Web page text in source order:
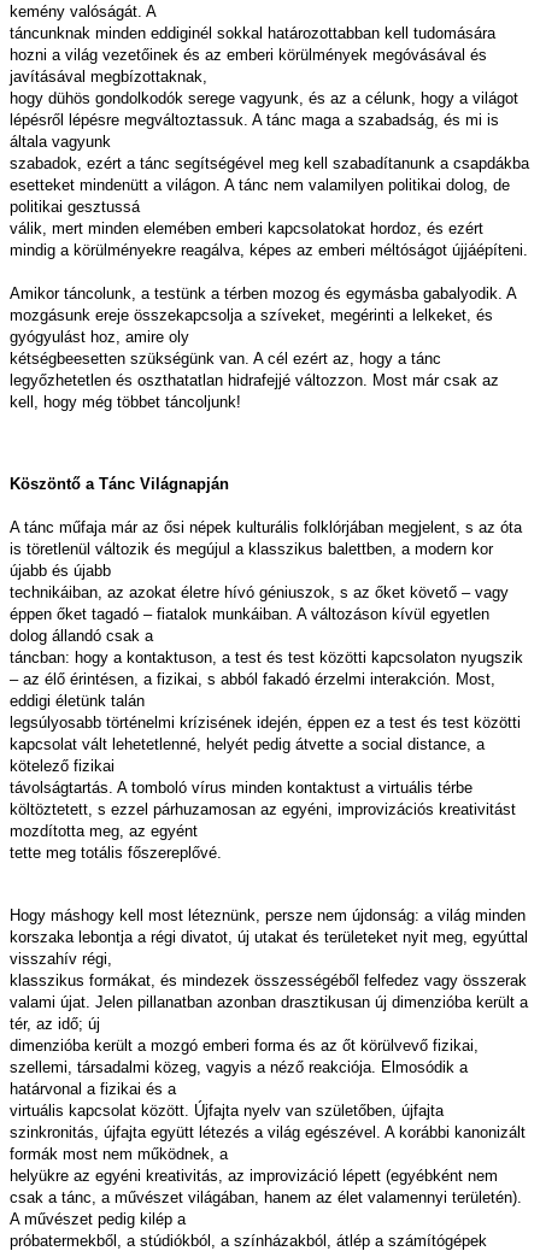
kemény valóságát. A
táncunknak minden eddiginél sokkal határozottabban kell tudomására
hozni a világ vezetőinek és az emberi körülmények megóvásával és
javításával megbízottaknak,
hogy dühös gondolkodók serege vagyunk, és az a célunk, hogy a világot
lépésről lépésre megváltoztassuk. A tánc maga a szabadság, és mi is
általa vagyunk
szabadok, ezért a tánc segítségével meg kell szabadítanunk a csapdákba
esetteket mindenütt a világon. A tánc nem valamilyen politikai dolog, de
politikai gesztussá
válik, mert minden elemében emberi kapcsolatokat hordoz, és ezért
mindig a körülményekre reagálva, képes az emberi méltóságot újjáépíteni.
Amikor táncolunk, a testünk a térben mozog és egymásba gabalyodik. A
mozgásunk ereje összekapcsolja a szíveket, megérinti a lelkeket, és
gyógyulást hoz, amire oly
kétségbeesetten szükségünk van. A cél ezért az, hogy a tánc
legyőzhetetlen és oszthatatlan hidrafejjé változzon. Most már csak az
kell, hogy még többet táncoljunk!
Köszöntő a Tánc Világnapján
A tánc műfaja már az ősi népek kulturális folklórjában megjelent, s az óta
is töretlenül változik és megújul a klasszikus balettben, a modern kor
újabb és újabb
technikáiban, az azokat életre hívó géniuszok, s az őket követő – vagy
éppen őket tagadó – fiatalok munkáiban. A változáson kívül egyetlen
dolog állandó csak a
táncban: hogy a kontaktuson, a test és test közötti kapcsolaton nyugszik
– az élő érintésen, a fizikai, s abból fakadó érzelmi interakción. Most,
eddigi életünk talán
legsúlyosabb történelmi krízisének idején, éppen ez a test és test közötti
kapcsolat vált lehetetlenné, helyét pedig átvette a social distance, a
kötelező fizikai
távolságtartás. A tomboló vírus minden kontaktust a virtuális térbe
költöztetett, s ezzel párhuzamosan az egyéni, improvizációs kreativitást
mozdította meg, az egyént
tette meg totális főszereplővé.
Hogy máshogy kell most léteznünk, persze nem újdonság: a világ minden
korszaka lebontja a régi divatot, új utakat és területeket nyit meg, egyúttal
visszahív régi,
klasszikus formákat, és mindezek összességéből felfedez vagy összerak
valami újat. Jelen pillanatban azonban drasztikusan új dimenzióba került a
tér, az idő; új
dimenzióba került a mozgó emberi forma és az őt körülvevő fizikai,
szellemi, társadalmi közeg, vagyis a néző reakciója. Elmosódik a
határvonal a fizikai és a
virtuális kapcsolat között. Újfajta nyelv van születőben, újfajta
szinkronitás, újfajta együtt létezés a világ egészével. A korábbi kanonizált
formák most nem működnek, a
helyükre az egyéni kreativitás, az improvizáció lépett (egyébként nem
csak a tánc, a művészet világában, hanem az élet valamennyi területén).
A művészet pedig kilép a
próbatermekből, a stúdiókból, a színházakból, átlép a számítógépek